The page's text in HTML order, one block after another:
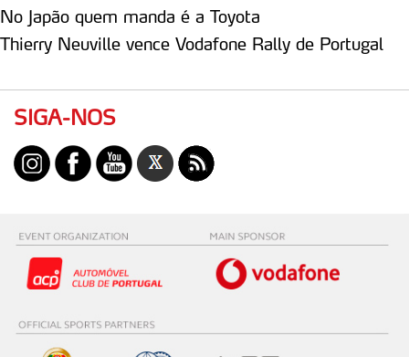
No Japão quem manda é a Toyota
Thierry Neuville vence Vodafone Rally de Portugal
SIGA-NOS